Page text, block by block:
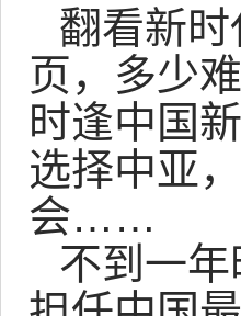
翻看新时
页，多少
时逢中国
选择中亚
会……
不到一